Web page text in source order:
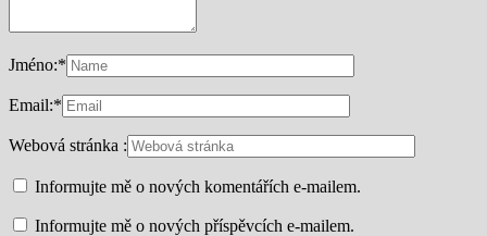
Jméno:*
Email:*
Webová stránka :
Informujte mě o nových komentářích e-mailem.
Informujte mě o nových příspěvcích e-mailem.